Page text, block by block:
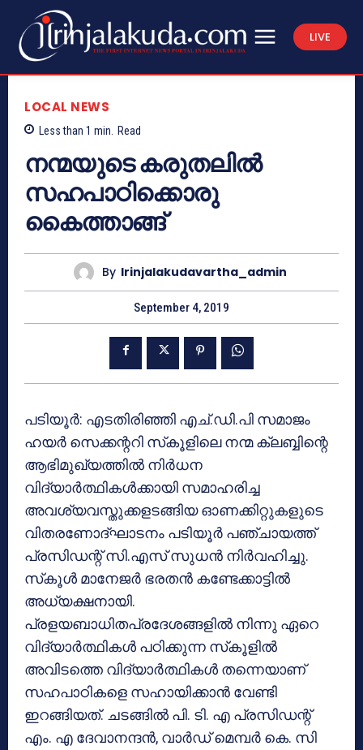
LIVE
LOCAL NEWS
Less than 1 min. Read
നന്മയുടെ കരുതലില്‍
സഹപാഠിക്കൊരു
കൈത്താങ്ങ്
By Irinjalakudavartha_admin
September 4, 2019
പടിയൂര്‍: എടതിരിഞ്ഞി എച്.ഡി.പി സമാജം
ഹയര്‍ സെക്കന്ററി സ്‌കൂളിലെ നന്മ ക്ലബ്ബിന്റെ
ആഭിമുഖ്യത്തില്‍ നിര്‍ധന
വിദ്യാര്‍ത്ഥികള്‍ക്കായി സമാഹരിച്ച
അവശ്യവസ്തുക്കളടങ്ങിയ ഓണക്കിറ്റുകളുടെ
വിതരണോദ്ഘാടനം പടിയൂര്‍ പഞ്ചായത്ത്
പ്രസിഡന്റ് സി.എസ് സുധന്‍ നിര്‍വഹിച്ചു.
സ്‌കൂള്‍ മാനേജര്‍ ഭരതന്‍ കണ്ടേക്കാട്ടില്‍
അധ്യക്ഷനായി.
പ്രളയബാധിതപ്രദേശങ്ങളില്‍ നിന്നു ഏറെ
വിദ്യാര്‍ത്ഥികള്‍ പഠിക്കുന്ന സ്‌കൂളില്‍
അവിടത്തെ വിദ്യാര്‍ത്ഥികള്‍ തന്നെയാണ്
സഹപാഠികളെ സഹായിക്കാന്‍ വേണ്ടി
ഇറങ്ങിയത്. ചടങ്ങില്‍ പി. ടി. എ പ്രസിഡന്റ്
എം. എ ദേവാനന്ദന്‍, വാര്‍ഡ് മെമ്പര്‍ കെ. സി